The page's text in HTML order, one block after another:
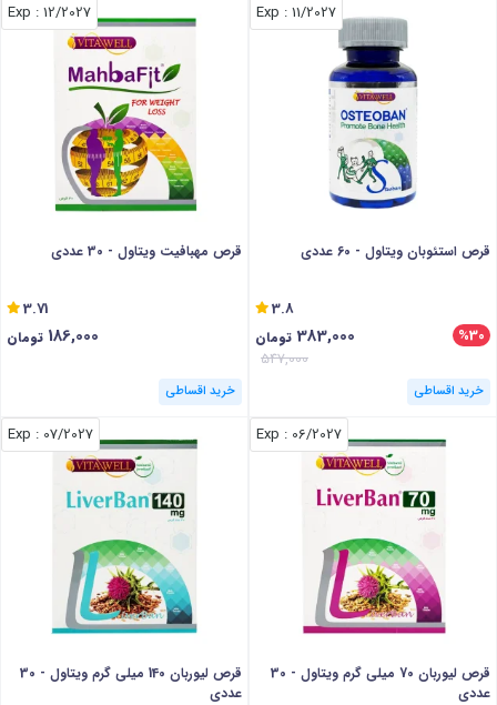
11/2027
: Exp
قرص استئوبان ویتاول - 60 عددی
3.8
%30
383,000 تومان
547,000
خرید اقساطی
12/2027
: Exp
قرص مهبافیت ویتاول - 30 عددی
3.71
186,000 تومان
خرید اقساطی
06/2027
: Exp
قرص لیوربان 70 میلی گرم ویتاول - 30
عددی
07/2027
: Exp
قرص لیوربان 140 میلی گرم ویتاول - 30
عددی